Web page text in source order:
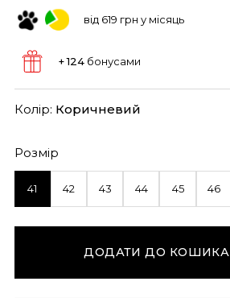
від 619 грн у місяць
+ 124 бонусами
Колір: Коричневий
Розмір
41 42 43 44 45 46
ДОДАТИ ДО КОШИКА